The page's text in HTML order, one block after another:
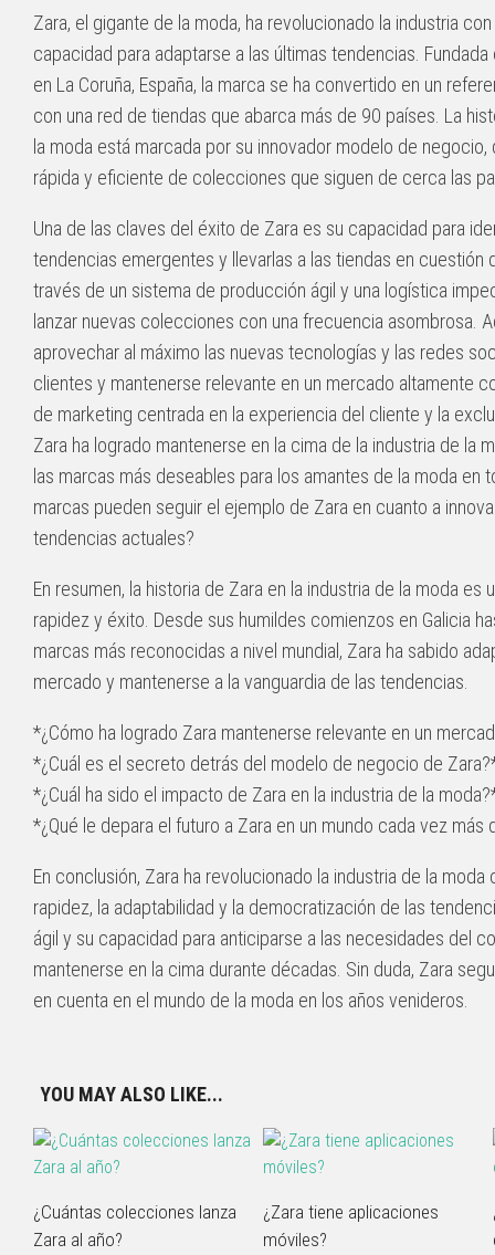
Zara, el gigante de la moda, ha revolucionado la industria
capacidad para adaptarse a las últimas tendencias.
en La Coruña, España, la marca se ha convertido en un
con una red de tiendas que abarca más de 90 países. La
la moda está marcada por su innovador modelo de
rápida y eficiente de colecciones que siguen de cerca las
Una de las claves del éxito de Zara es su capacidad para
tendencias emergentes y llevarlas a las tiendas en cuestión
través de un sistema de producción ágil y una logística
lanzar nuevas colecciones con una frecuencia asombrosa.
aprovechar al máximo las nuevas tecnologías y las redes
clientes y mantenerse relevante en un mercado altamente
de marketing centrada en la experiencia del cliente y la
Zara ha logrado mantenerse en la cima de la industria de la
las marcas más deseables para los amantes de la moda en
marcas pueden seguir el ejemplo de Zara en cuanto a
tendencias actuales?
En resumen, la historia de Zara en la industria de la moda es
rapidez y éxito. Desde sus humildes comienzos en Galicia
marcas más reconocidas a nivel mundial, Zara ha sabido
mercado y mantenerse a la vanguardia de las tendencias.
*¿Cómo ha logrado Zara mantenerse relevante en un
*¿Cuál es el secreto detrás del modelo de negocio de
*¿Cuál ha sido el impacto de Zara en la industria de la
*¿Qué le depara el futuro a Zara en un mundo cada vez más
En conclusión, Zara ha revolucionado la industria de la
rapidez, la adaptabilidad y la democratización de las
ágil y su capacidad para anticiparse a las necesidades del
mantenerse en la cima durante décadas. Sin duda, Zara
en cuenta en el mundo de la moda en los años venideros.
YOU MAY ALSO LIKE...
¿Cuántas colecciones lanza
Zara al año?
¿Zara tiene aplicaciones
móviles?